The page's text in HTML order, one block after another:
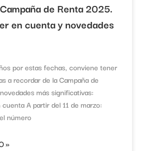
de Renta 2025.
en cuenta y novedades
por estas fechas, conviene tener
a recordar de la Campaña de
más significativas:
A partir del 11 de marzo:
número
»